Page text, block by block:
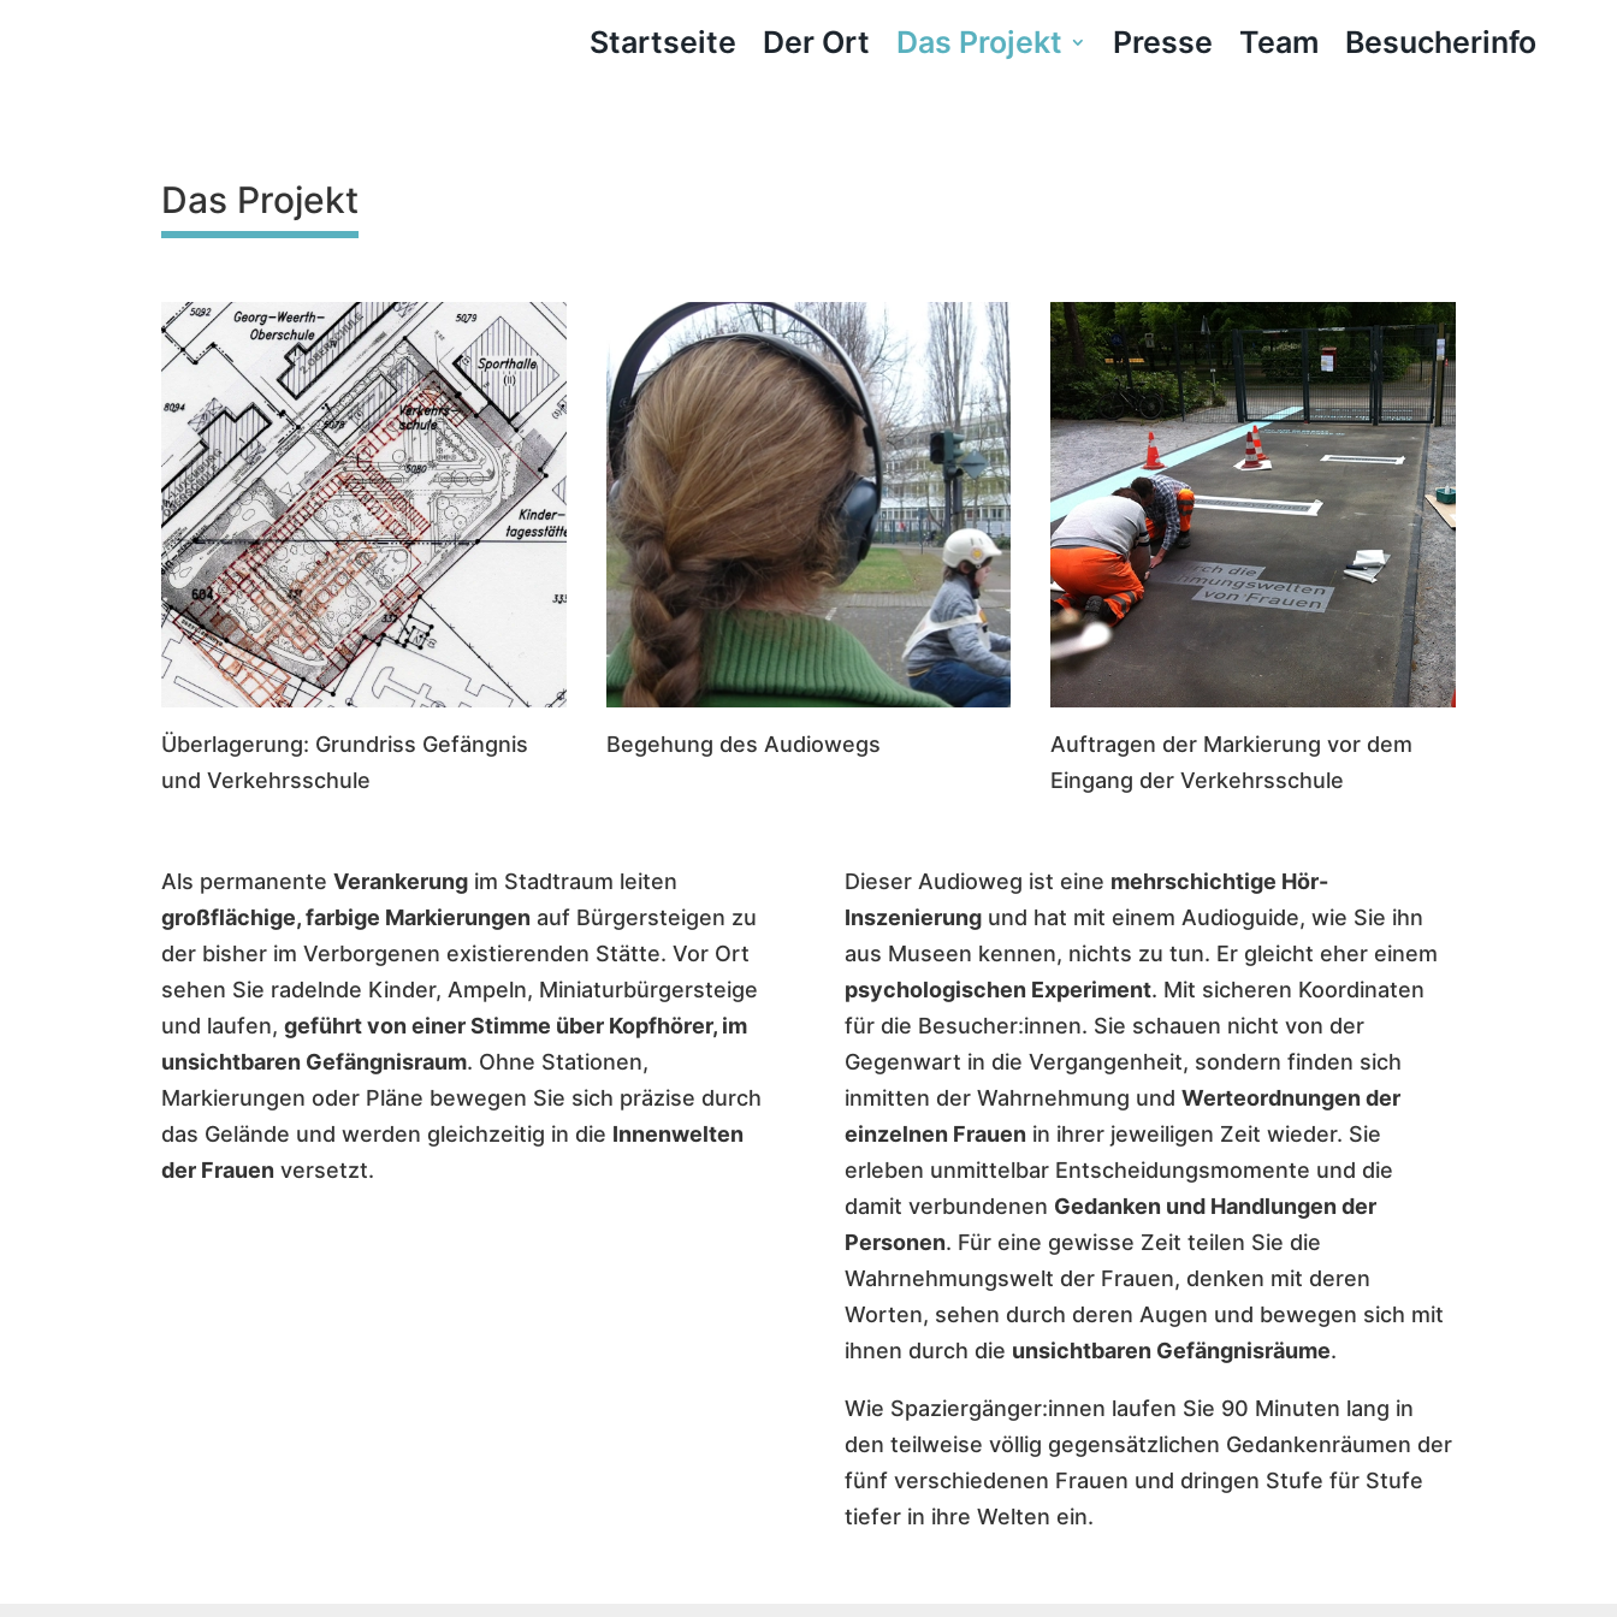
Startseite Der Ort Das Projekt Presse Team Besucherinfo
Das Projekt
Überlagerung: Grundriss Gefängnis
und Verkehrsschule
Begehung des Audiowegs
Auftragen der Markierung vor dem
Eingang der Verkehrsschule
Als permanenteVerankerung im Stadtraum leiten
großflächige, farbige Markierungen auf Bürgersteigen zu
der bisher im Verborgenen existierenden Stätte. Vor Ort
sehen Sie radelnde Kinder, Ampeln, Miniaturbürgersteige
und laufen,geführt von einer Stimme über Kopfhörer, im
unsichtbaren Gefängnisraum. Ohne Stationen,
Markierungen oder Pläne bewegen Sie sich präzise durch
das Gelände und werden gleichzeitig in die Innenwelten
der Frauen versetzt.
Dieser Audioweg ist eine mehrschichtige Hör-
Inszenierungund hat mit einem Audioguide, wie Sie ihn
aus Museen kennen, nichts zu tun. Er gleicht eher einem
psychologischen Experiment. Mit sicheren Koordinaten
für die Besucher:innen. Sie schauen nicht von der
Gegenwart in die Vergangenheit, sondern finden sich
inmitten der Wahrnehmung und Werteordnungen der
einzelnen Frauenin ihrer jeweiligen Zeit wieder. Sie
erleben unmittelbar Entscheidungsmomente und die
damit verbundenen Gedanken und Handlungen der
Personen. Für eine gewisse Zeit teilen Sie die
Wahrnehmungswelt der Frauen, denken mit deren
Worten, sehen durch deren Augen und bewegen sich mit
ihnen durch die unsichtbaren Gefängnisräume.
Wie Spaziergänger:innen laufen Sie 90 Minuten lang in
den teilweise völlig gegensätzlichen Gedankenräumen der
fünf verschiedenen Frauen und dringen Stufe für Stufe
tiefer in ihre Welten ein.